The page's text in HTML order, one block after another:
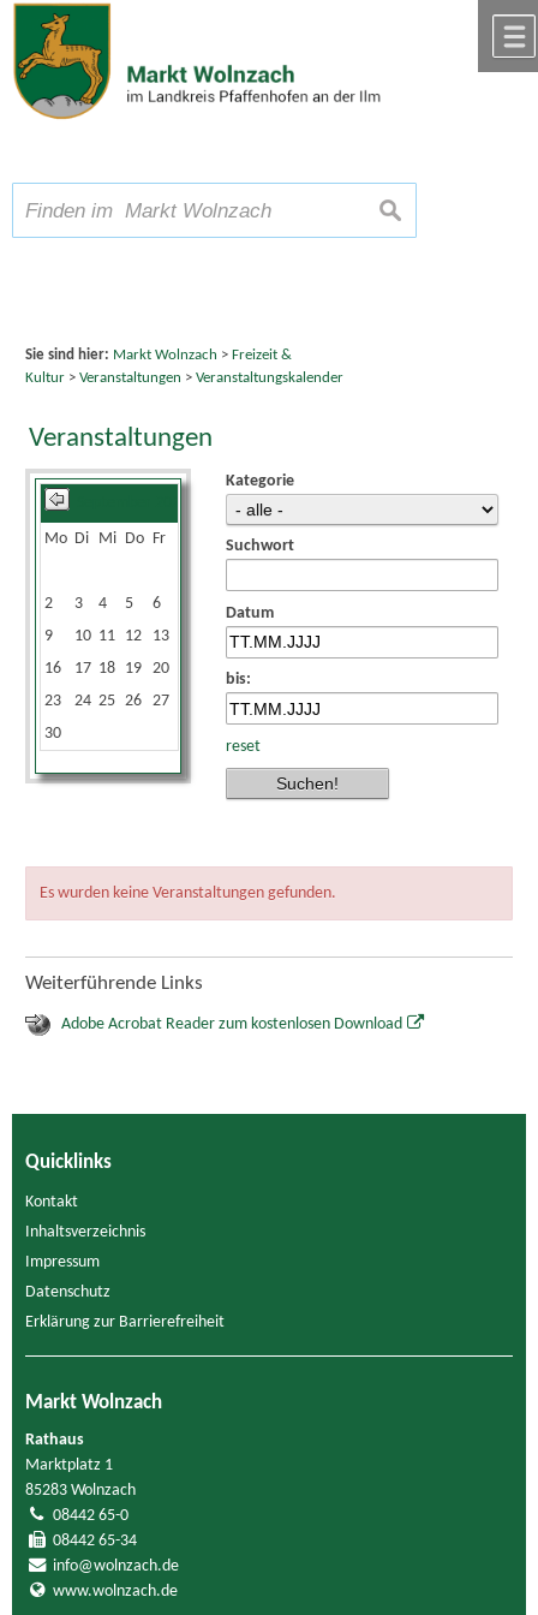
Zum Inhalt,zur Navigation
Schriftgröße A A A suchen
Sie sind hier: Markt Wolnzach > Freizeit &
Kultur> Veranstaltungen > Veranstaltungskalender
Veranstaltungen
Mo Di Mi Do Fr
2
3 4 5 6
9
10 11 12 13
16
17 18 19 20
23
24 25 26 27
30
Kategorie
Suchwort
Datum
bis:
reset
Es wurden keine Veranstaltungen gefunden.
Weiterführende Links
Adobe Acrobat Reader zum kostenlosen Download
Quicklinks
Kontakt
Inhaltsverzeichnis
Impressum
Datenschutz
Erklärung zur Barrierefreiheit
Markt Wolnzach
Rathaus
Marktplatz 1
85283 Wolnzach
08442 65-0
08442 65-34
info@wolnzach.de
www.wolnzach.de